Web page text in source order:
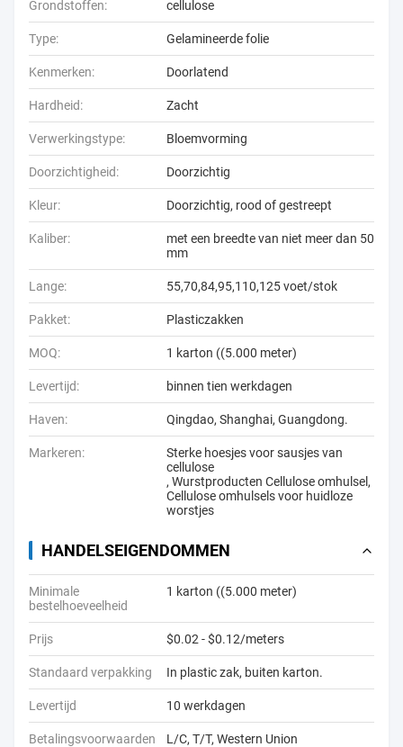
Grondstoffen: cellulose
Type: Gelamineerde folie
Kenmerken: Doorlatend
Hardheid: Zacht
Verwerkingstype: Bloemvorming
Doorzichtigheid: Doorzichtig
Kleur: Doorzichtig, rood of gestreept
Kaliber:
met een breedte van niet meer dan 50
mm
Lange: 55,70,84,95,110,125 voet/stok
Pakket: Plasticzakken
MOQ: 1 karton ((5.000 meter)
Levertijd: binnen tien werkdagen
Haven: Qingdao, Shanghai, Guangdong.
Markeren:
Sterke hoesjes voor sausjes van
cellulose
, Wurstproducten Cellulose omhulsel ,
Cellulose omhulsels voor huidloze
worstjes
HANDELSEIGENDOMMEN
Minimale
bestelhoeveelheid
1 karton ((5.000 meter)
Prijs $0.02 - $0.12/meters
Standaard verpakking In plastic zak, buiten karton.
Levertijd 10 werkdagen
Betalingsvoorwaarden L/C, T/T, Western Union